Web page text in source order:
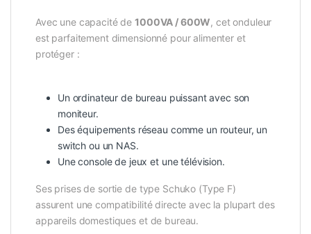
Avec une capacité de1000VA / 600W, cet onduleur
est parfaitement dimensionné pour alimenter et
protéger :
Un ordinateur de bureau puissant avec son
moniteur.
Des équipements réseau comme un routeur, un
switch ou un NAS.
Une console de jeux et une télévision.
Ses prises de sortie de type Schuko (Type F)
assurent une compatibilité directe avec la plupart des
appareils domestiques et de bureau.